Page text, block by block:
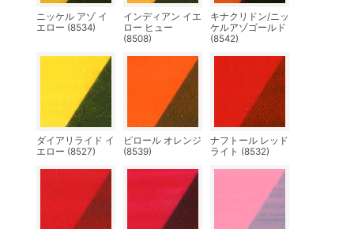
ニッケル アゾ イ
エロー (8534)
インディアン イエ
ロー ヒュー
(8508)
キナクリドン/ニッ
ケルアゾゴールド
(8542)
ダイアリライド イ
エロー (8527)
ピロール オレンジ
(8539)
ナフトール レッド
ライト (8532)